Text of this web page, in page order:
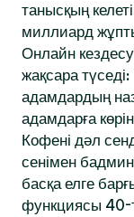
танысқың
миллиард
Онлайн
жақсара
адамдардың
адамдарға
Кофені дәл
сенімен
басқа елге
функциясы 40-